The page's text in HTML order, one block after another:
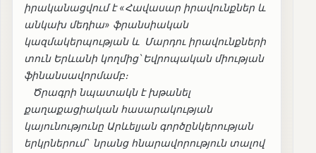
իրականացվում է «Հավասար իրավունքներ և
անկախ մեդիա» ֆրանսիական
կազմակերպության և Մարդու իրավունքների
տուն Երևանի կողմից՝ Եվրոպական միության
ֆինանսավորմամբ։
Ծրագրի նպատակն է խթանել
քաղաքացիական հասարակության
կայունությունը Արևելյան գործընկերության
երկրներում՝ նրանց հնարավորություն տալով